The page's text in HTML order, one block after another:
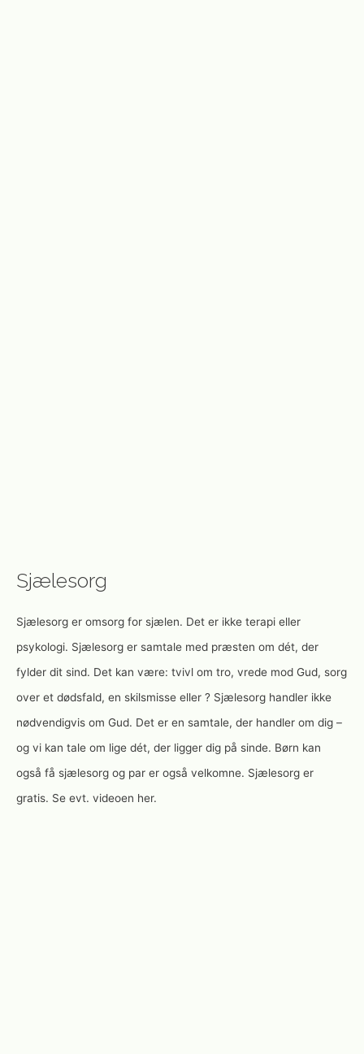
Sjælesorg
Sjælesorg er omsorg for sjælen. Det er ikke terapi eller
psykologi. Sjælesorg er samtale med præsten om dét, der
fylder dit sind. Det kan være: tvivl om tro, vrede mod Gud, sorg
over et dødsfald, en skilsmisse eller ? Sjælesorg handler ikke
nødvendigvis om Gud. Det er en samtale, der handler om dig –
og vi kan tale om lige dét, der ligger dig på sinde. Børn kan
også få sjælesorg og par er også velkomne. Sjælesorg er
gratis. Se evt. videoen her.